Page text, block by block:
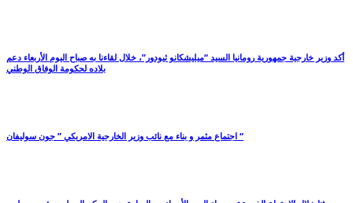
أكد وزير خارجية جمهورية رومانيا السيد “ميليشكانو ثيودور”، خلال لقاءنا به صباح اليوم الأربعاء دعم
بلاده لحكومة الوفاق الوطني
اجتماع مثمر و بناء مع نائب وزير الخارجية الامريكي ” جون سوليفان “